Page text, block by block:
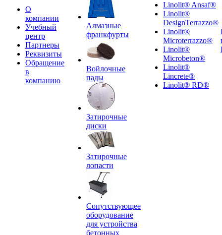
О
компании
Учебный
центр
Партнеры
Реквизиты
Обращение
в
компанию
Алмазные
франкфурты
Войлочные
пады
Затирочные
диски
Затирочные
лопасти
Сопутствующее
оборудование
для устройства
бетонных
Linolit® Ansaf®
Linolit®
DesignTerrazzo®
Linolit®
Microterrazzo®
Linolit®
Microbeton®
Linolit®
Lincrete®
Linolit® RD®